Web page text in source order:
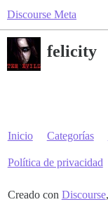
Discourse Meta
felicity
Inicio Categorías
Política de privacidad
Creado con Discourse